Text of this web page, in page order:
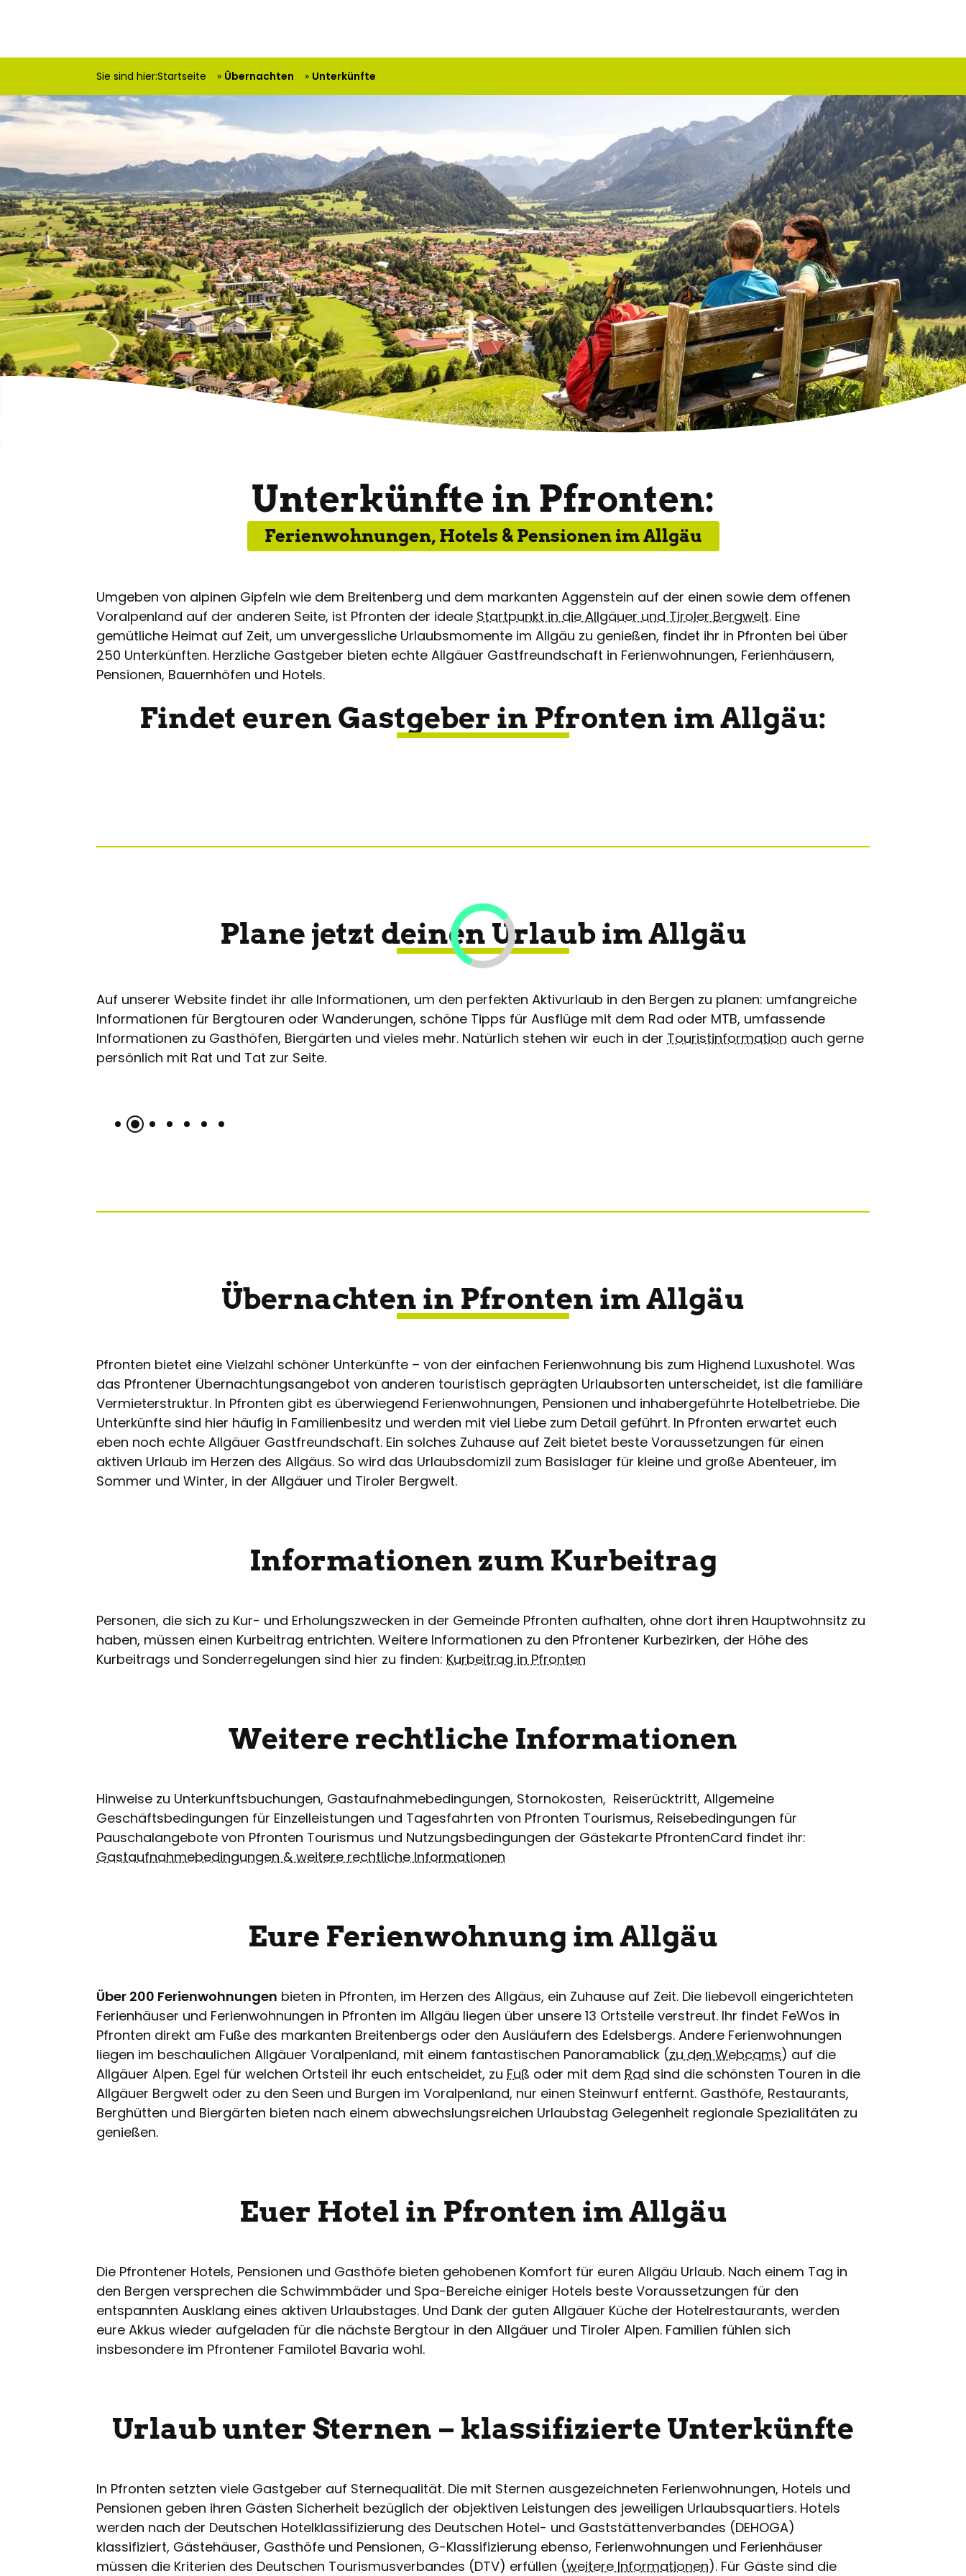
Sie sind hier:Startseite Übernachten Unterkünfte
Unterkünfte in Pfronten:
Ferienwohnungen, Hotels & Pensionen im Allgäu
Umgeben von alpinen Gipfeln wie dem Breitenberg und dem markanten Aggenstein auf der einen sowie dem offenen
Voralpenland auf der anderen Seite, ist Pfronten der ideale Startpunkt in die Allgäuer und Tiroler Bergwelt. Eine
gemütliche Heimat auf Zeit, um unvergessliche Urlaubsmomente im Allgäu zu genießen, findet ihr in Pfronten bei über
250 Unterkünften. Herzliche Gastgeber bieten echte Allgäuer Gastfreundschaft in Ferienwohnungen, Ferienhäusern,
Pensionen, Bauernhöfen und Hotels.
Findet euren Gastgeber in Pfronten im Allgäu:
Plane jetzt deinen Urlaub im Allgäu
Auf unserer Website findet ihr alle Informationen, um den perfekten Aktivurlaub in den Bergen zu planen: umfangreiche
Informationen für Bergtouren oder Wanderungen, schöne Tipps für Ausflüge mit dem Rad oder MTB, umfassende
Informationen zu Gasthöfen, Biergärten und vieles mehr. Natürlich stehen wir euch in der Touristinformation auch gerne
persönlich mit Rat und Tat zur Seite.
Pfronten im
Allgäu
Jetzt
Schneeschuhtouren,
Skifahren,
Übernachten in Pfronten im Allgäu
Pfronten bietet eine Vielzahl schöner Unterkünfte – von der einfachen Ferienwohnung bis zum Highend Luxushotel. Was
das Pfrontener Übernachtungsangebot von anderen touristisch geprägten Urlaubsorten unterscheidet, ist die familiäre
Vermieterstruktur. In Pfronten gibt es überwiegend Ferienwohnungen, Pensionen und inhabergeführte Hotelbetriebe. Die
Unterkünfte sind hier häufig in Familienbesitz und werden mit viel Liebe zum Detail geführt. In Pfronten erwartet euch
eben noch echte Allgäuer Gastfreundschaft. Ein solches Zuhause auf Zeit bietet beste Voraussetzungen für einen
aktiven Urlaub im Herzen des Allgäus. So wird das Urlaubsdomizil zum Basislager für kleine und große Abenteuer, im
Sommer und Winter, in der Allgäuer und Tiroler Bergwelt.
Informationen zum Kurbeitrag
Personen, die sich zu Kur- und Erholungszwecken in der Gemeinde Pfronten aufhalten, ohne dort ihren Hauptwohnsitz zu
haben, müssen einen Kurbeitrag entrichten. Weitere Informationen zu den Pfrontener Kurbezirken, der Höhe des
Kurbeitrags und Sonderregelungen sind hier zu finden: Kurbeitrag in Pfronten
Weitere rechtliche Informationen
Hinweise zu Unterkunftsbuchungen, Gastaufnahmebedingungen, Stornokosten, Reiserücktritt, Allgemeine
Geschäftsbedingungen für Einzelleistungen und Tagesfahrten von Pfronten Tourismus, Reisebedingungen für
Pauschalangebote von Pfronten Tourismus und Nutzungsbedingungen der Gästekarte PfrontenCard findet ihr:
Gastaufnahmebedingungen & weitere rechtliche Informationen
Eure Ferienwohnung im Allgäu
Über 200 Ferienwohnungen bieten in Pfronten, im Herzen des Allgäus, ein Zuhause auf Zeit. Die liebevoll eingerichteten
Ferienhäuser und Ferienwohnungen in Pfronten im Allgäu liegen über unsere 13 Ortsteile verstreut. Ihr findet FeWos in
Pfronten direkt am Fuße des markanten Breitenbergs oder den Ausläufern des Edelsbergs. Andere Ferienwohnungen
liegen im beschaulichen Allgäuer Voralpenland, mit einem fantastischen Panoramablick (zu den Webcams) auf die
Allgäuer Alpen. Egel für welchen Ortsteil ihr euch entscheidet, zu Fuß oder mit dem Rad sind die schönsten Touren in die
Allgäuer Bergwelt oder zu den Seen und Burgen im Voralpenland, nur einen Steinwurf entfernt. Gasthöfe, Restaurants,
Berghütten und Biergärten bieten nach einem abwechslungsreichen Urlaubstag Gelegenheit regionale Spezialitäten zu
genießen.
Euer Hotel in Pfronten im Allgäu
Die Pfrontener Hotels, Pensionen und Gasthöfe bieten gehobenen Komfort für euren Allgäu Urlaub. Nach einem Tag in
den Bergen versprechen die Schwimmbäder und Spa-Bereiche einiger Hotels beste Voraussetzungen für den
entspannten Ausklang eines aktiven Urlaubstages. Und Dank der guten Allgäuer Küche der Hotelrestaurants, werden
eure Akkus wieder aufgeladen für die nächste Bergtour in den Allgäuer und Tiroler Alpen. Familien fühlen sich
insbesondere im Pfrontener Familotel Bavaria wohl.
Urlaub unter Sternen – klassifizierte Unterkünfte
In Pfronten setzten viele Gastgeber auf Sternequalität. Die mit Sternen ausgezeichneten Ferienwohnungen, Hotels und
Pensionen geben ihren Gästen Sicherheit bezüglich der objektiven Leistungen des jeweiligen Urlaubsquartiers. Hotels
werden nach der Deutschen Hotelklassifizierung des Deutschen Hotel- und Gaststättenverbandes (DEHOGA)
klassifiziert, Gästehäuser, Gasthöfe und Pensionen, G-Klassifizierung ebenso, Ferienwohnungen und Ferienhäuser
müssen die Kriterien des Deutschen Tourismusverbandes (DTV) erfüllen (weitere Informationen). Für Gäste sind die